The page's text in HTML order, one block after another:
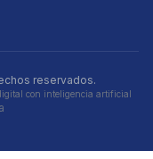
reservados.
con inteligencia artificial